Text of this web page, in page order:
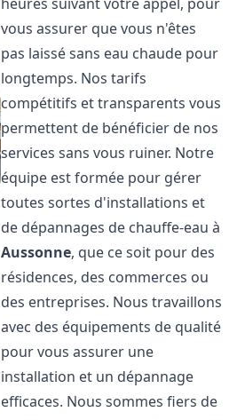
vous assurer que vous n'êtes
pas laissé sans eau chaude pour
longtemps. Nos tarifs
compétitifs et transparents vous
permettent de bénéficier de nos
services sans vous ruiner. Notre
équipe est formée pour gérer
toutes sortes d'installations et
de dépannages de chauffe-eau à
Aussonne, que ce soit pour des
résidences, des commerces ou
des entreprises. Nous travaillons
avec des équipements de qualité
pour vous assurer une
installation et un dépannage
efficaces. Nous sommes fiers de